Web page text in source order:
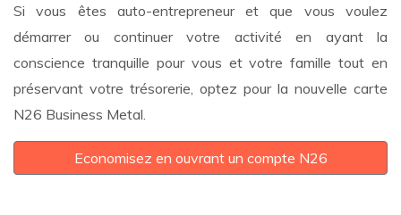
Si vous êtes auto-entrepreneur et que vous voulez
démarrer ou continuer votre activité en ayant la
conscience tranquille pour vous et votre famille tout en
préservant votre trésorerie, optez pour la nouvelle carte
N26 Business Metal.
Economisez en ouvrant un compte N26